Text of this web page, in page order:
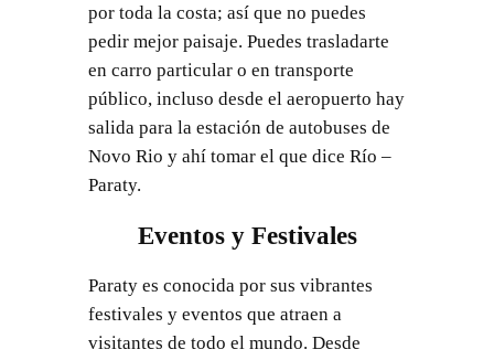
por toda la costa; así que no puedes
pedir mejor paisaje. Puedes trasladarte
en carro particular o en transporte
público, incluso desde el aeropuerto hay
salida para la estación de autobuses de
Novo Rio y ahí tomar el que dice Río –
Paraty.
Eventos y Festivales
Paraty es conocida por sus vibrantes
festivales y eventos que atraen a
visitantes de todo el mundo. Desde